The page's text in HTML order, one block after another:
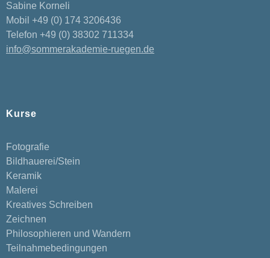
Sabine Korneli
Mobil +49 (0) 174 3206436
Telefon +49 (0) 38302 711334
info@sommerakademie-ruegen.de
Kurse
Fotografie
Bildhauerei/Stein
Keramik
Malerei
Kreatives Schreiben
Zeichnen
Philosophieren und Wandern
Teilnahmebedingungen